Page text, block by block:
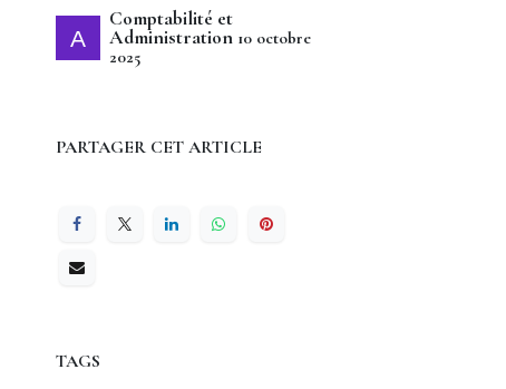
Comptabilité et
Administration 10 octobre
2025
PARTAGER CET ARTICLE
TAGS